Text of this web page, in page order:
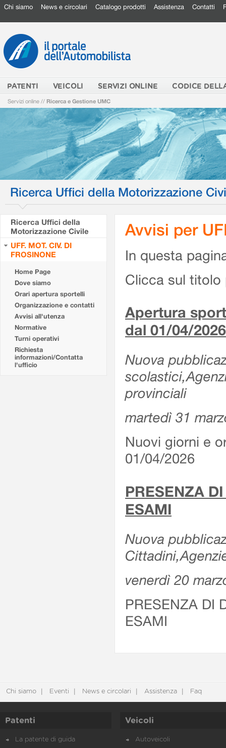
Chi siamo News e circolari Catalogo prodotti Assistenza Contatti
PATENTI VEICOLI SERVIZI ONLINE CODICE
Servizi online // Ricerca e Gestione UMC
Ricerca Uffici della Motorizzazione
Ricerca Uffici della
Motorizzazione Civile
UFF. MOT. CIV. DI
FROSINONE
Home Page
Dove siamo
Orari apertura sportelli
Organizzazione e contatti
Avvisi all'utenza
Normative
Turni operativi
Richiesta
informazioni/Contatta
l'ufficio
Avvisi per
In questa
Clicca sul titolo
Apertura
dal 01/04/2026
Nuova
provinciali
martedì 31
Nuovi giorni e
01/04/2026
PRESENZA
ESAMI
Nuova
venerdì 20
PRESENZA DI
ESAMI
Chi siamo Eventi News e circolari Assistenza Faq
Patenti
La patente di guida
Veicoli
Autoveicoli